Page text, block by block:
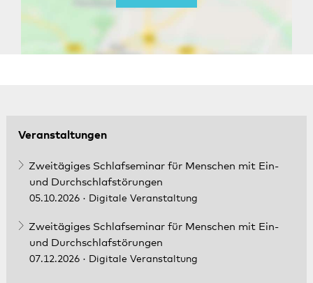
Veranstaltungen
Zweitägiges Schlafseminar für Menschen mit Ein-
und Durchschlafstörungen
05.10.2026 · Digitale Veranstaltung
Zweitägiges Schlafseminar für Menschen mit Ein-
und Durchschlafstörungen
07.12.2026 · Digitale Veranstaltung